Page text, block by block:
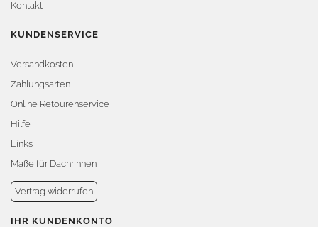
Kontakt
KUNDENSERVICE
Versandkosten
Zahlungsarten
Online Retourenservice
Hilfe
Links
Maße für Dachrinnen
Vertrag widerrufen
IHR KUNDENKONTO